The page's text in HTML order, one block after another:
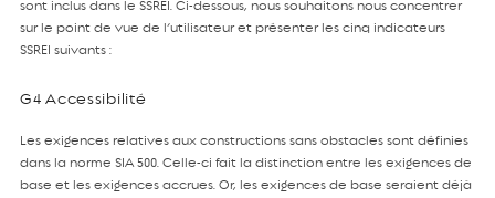
sont inclus dans le SSREI. Ci-dessous, nous souhaitons nous concentrer
sur le point de vue de l’utilisateur et présenter les cinq indicateurs
SSREI suivants :
G4 Accessibilité
Les exigences relatives aux constructions sans obstacles sont définies
dans la norme SIA 500. Celle-ci fait la distinction entre les exigences de
base et les exigences accrues. Or, les exigences de base seraient déjà